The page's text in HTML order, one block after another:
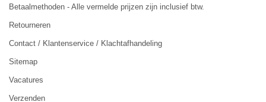
Betaalmethoden - Alle vermelde prijzen zijn inclusief btw.
Retourneren
Contact / Klantenservice / Klachtafhandeling
Sitemap
Vacatures
Verzenden